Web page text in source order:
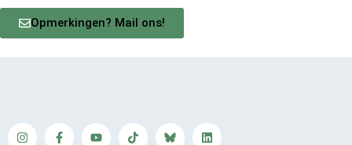
Opmerkingen? Mail ons!